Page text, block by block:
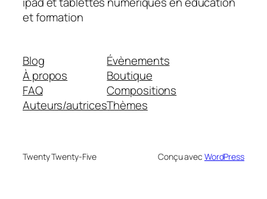
et formation
Blog
À propos
FAQ
Auteurs/autrices
Évènements
Boutique
Compositions
Thèmes
Twenty Twenty-Five Conçu avec WordPress